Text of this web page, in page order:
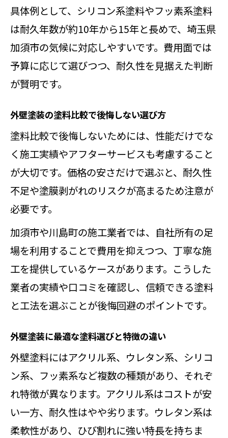
具体例として、シリコン系塗料やフッ素系塗料
は耐久年数が約10年から15年と長めで、埼玉県
加須市の気候に対応しやすいです。費用面では
予算に応じて選びつつ、耐久性を見据えた判断
が賢明です。
外壁塗装の塗料比較で後悔しない選び方
塗料比較で後悔しないためには、性能だけでな
く施工実績やアフターサービスも考慮すること
が大切です。価格の安さだけで選ぶと、耐久性
不足や塗膜剥がれのリスクが高まるため注意が
必要です。
加須市や川島町の施工業者では、自社所有の足
場を利用することで費用を抑えつつ、丁寧な施
工を提供しているケースがあります。こうした
業者の実績や口コミを確認し、信頼できる塗料
と工法を選ぶことが後悔回避のポイントです。
外壁塗装に最適な塗料選びと特徴の違い
外壁塗料にはアクリル系、ウレタン系、シリコ
ン系、フッ素系など複数の種類があり、それぞ
れ特徴が異なります。アクリル系はコストが安
い一方、耐久性はやや劣ります。ウレタン系は
柔軟性があり、ひび割れに強い特長を持ちま